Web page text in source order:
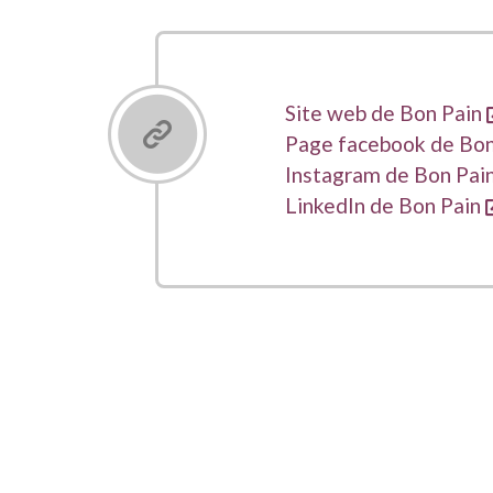
Liens
Site web de Bon Pain
Page facebook de
Instagram de Bon
LinkedIn de Bon Pain